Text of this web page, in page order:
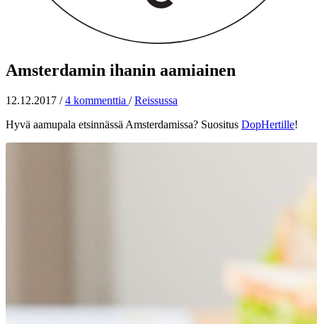
Amsterdamin ihanin aamiainen
12.12.2017 / 4 kommenttia / Reissussa
Hyvä aamupala etsinnässä Amsterdamissa? Suositus DopHertille!